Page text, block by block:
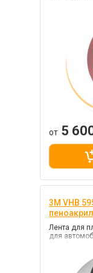
от 5
3M VHB
пеноакрил
Лента для
для
телефона,
VHB